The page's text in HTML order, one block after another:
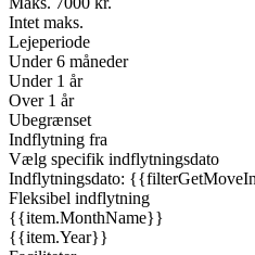
Intet maks.
Lejeperiode
Under 6 måneder
Under 1 år
Over 1 år
Ubegrænset
Indflytning fra
Vælg specifik indflytningsdato
Indflytningsdato:
Fleksibel indflytning
{{item.MonthName}}
{{item.Year}}